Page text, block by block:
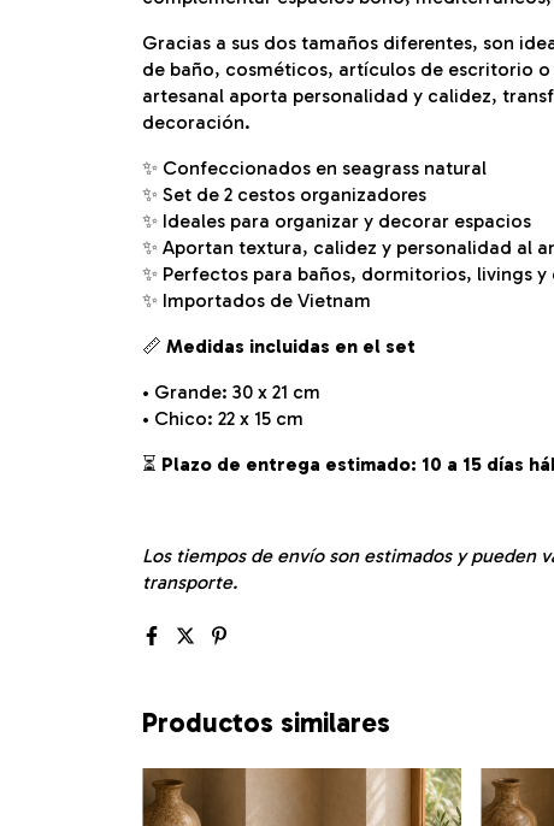
Gracias a sus dos tamaños diferentes, son
de baño, cosméticos, artículos de escritorio
artesanal aporta personalidad y calidez,
decoración.
✨ Confeccionados en seagrass natural
✨ Set de 2 cestos organizadores
✨ Ideales para organizar y decorar espacios
✨ Aportan textura, calidez y personalidad al
✨ Perfectos para baños, dormitorios, livings
✨ Importados de Vietnam
📏 Medidas incluidas en el set
• Grande: 30 x 21 cm
• Chico: 22 x 15 cm
⏳ Plazo de entrega estimado: 10 a 15 días
Los tiempos de envío son estimados y pueden
transporte.
Productos similares